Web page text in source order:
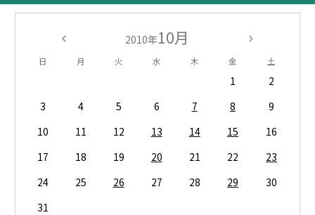
2010年10月
日 月 火 水 木 金 土
1
2
3
4 5 6 7 8
9
10
11 12 13 14 15
16
17
18 19 20 21 22
23
24
25 26 27 28 29
30
31